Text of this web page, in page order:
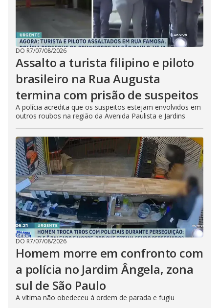
DO R7/07/08/2026
Assalto a turista filipino e piloto
brasileiro na Rua Augusta
termina com prisão de suspeitos
A polícia acredita que os suspeitos estejam envolvidos em
outros roubos na região da Avenida Paulista e Jardins
DO R7/07/08/2026
Homem morre em confronto com
a polícia no Jardim Ângela, zona
sul de São Paulo
A vítima não obedeceu à ordem de parada e fugiu